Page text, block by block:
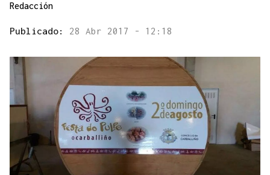
Redacción
Publicado: 28 Abr 2017 - 12:18